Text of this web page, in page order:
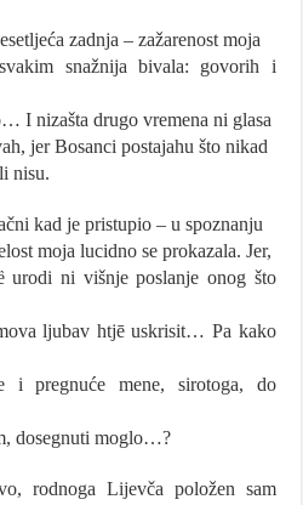
zadnja – zažarenost moja
snažnija bivala: govorih i
I nizašta drugo vremena ni glasa
jer Bosanci postajahu što nikad
nisu.
kad je pristupio – u spoznanju
moja lucidno se prokazala. Jer,
urodi ni višnje poslanje onog što
ljubav htjē uskrisit… Pa kako
i pregnuće mene, sirotoga, do
dosegnuti moglo…?
rodnoga Lijevča položen sam